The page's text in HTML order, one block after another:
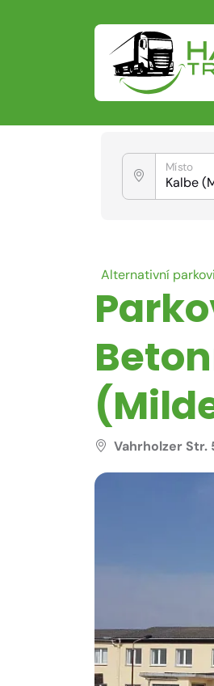
Místo
Alternativní
Vahrholzer Str.